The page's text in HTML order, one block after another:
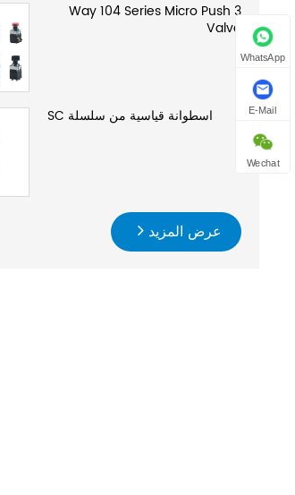
3 Way 104 Series Micro Push
Valve
اسطوانة قياسية من سلسلة SC
عرض المزيد
WhatsApp
E-Mail
Wechat